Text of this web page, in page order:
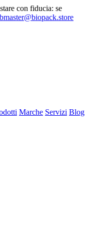
con fiducia: se
Marche Servizi Blog